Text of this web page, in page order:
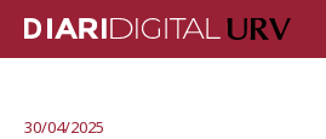
30/04/2025